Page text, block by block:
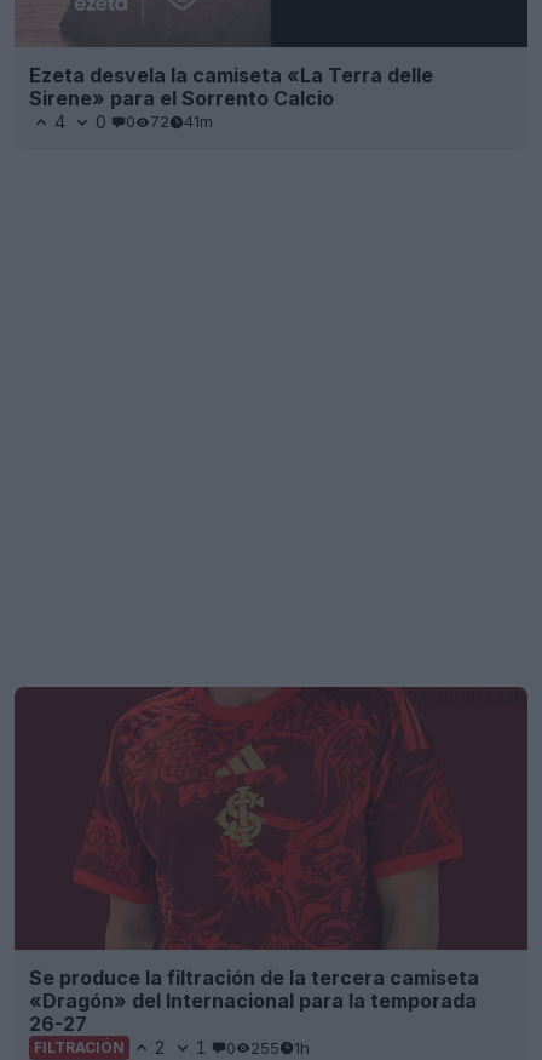
Ezeta desvela la camiseta «La Terra delle
Sirene» para el Sorrento Calcio
4 0 0 72 41m
Se produce la filtración de la tercera camiseta
«Dragón» del Internacional para la temporada
26-27
FILTRACIÓN 2 1 0 255 1h